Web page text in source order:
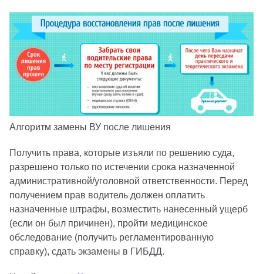
Алгоритм замены ВУ после лишения
Получить права, которые изъяли по решению суда,
разрешено только по истечении срока назначенной
административной/уголовной ответственности. Перед
получением прав водитель должен оплатить
назначенные штрафы, возместить нанесенный ущерб
(если он был причинен), пройти медицинское
обследование (получить регламентированную
справку), сдать экзамены в ГИБДД.